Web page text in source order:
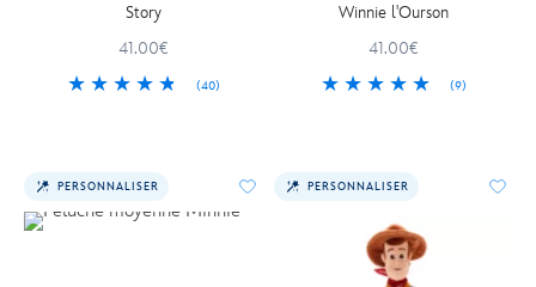
Story
41.00€
(40)
Winnie l'Ourson
41.00€
(9)
PERSONNALISER PERSONNALISER